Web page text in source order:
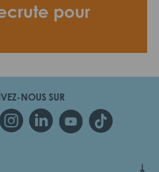
pour
NOUS SUR